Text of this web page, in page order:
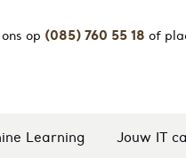
op (085) 760 55 18 of
Learning Jouw IT